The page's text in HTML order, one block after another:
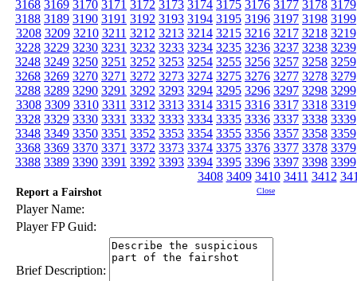
3168 3169 3170 3171 3172 3173 3174 3175 3176 3177 3178 3179
3188 3189 3190 3191 3192 3193 3194 3195 3196 3197 3198 3199
3208 3209 3210 3211 3212 3213 3214 3215 3216 3217 3218 3219
3228 3229 3230 3231 3232 3233 3234 3235 3236 3237 3238 3239
3248 3249 3250 3251 3252 3253 3254 3255 3256 3257 3258 3259
3268 3269 3270 3271 3272 3273 3274 3275 3276 3277 3278 3279
3288 3289 3290 3291 3292 3293 3294 3295 3296 3297 3298 3299
3308 3309 3310 3311 3312 3313 3314 3315 3316 3317 3318 3319
3328 3329 3330 3331 3332 3333 3334 3335 3336 3337 3338 3339
3348 3349 3350 3351 3352 3353 3354 3355 3356 3357 3358 3359
3368 3369 3370 3371 3372 3373 3374 3375 3376 3377 3378 3379
3388 3389 3390 3391 3392 3393 3394 3395 3396 3397 3398 3399
3408 3409 3410 3411 3412
Report a Fairshot Close
Player Name:
Player FP Guid:
Brief Description: